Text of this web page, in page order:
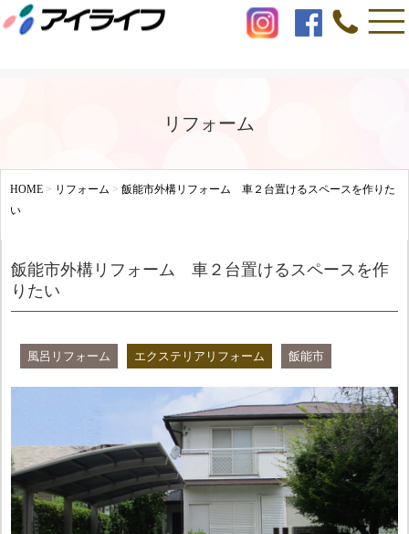
リフォーム
HOME > リフォーム > 飯能市外構リフォーム 車２台置けるスペースを作りた
い
飯能市外構リフォーム 車２台置けるスペースを作
りたい
風呂リフォーム エクステリアリフォーム 飯能市